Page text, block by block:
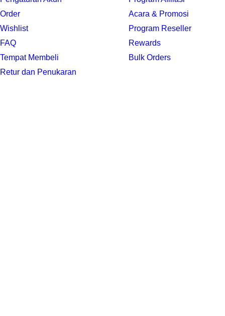
Order
Wishlist
FAQ
Tempat Membeli
Retur dan Penukaran
Acara & Promosi
Program Reseller
Rewards
Bulk Orders